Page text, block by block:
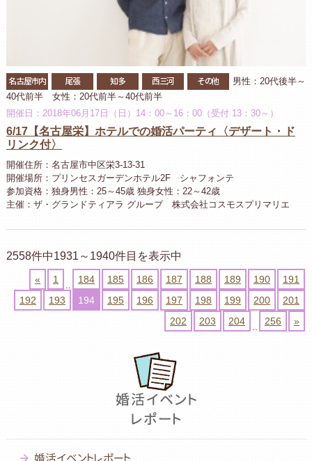
名古屋市内 尾張 知多 西三河 その他
男性：20代後半～
40代前半 女性：20代前半～40代前半
開催日：2018年06月17日（日）14：00～16：00（受付 13：30～）
6/17【名古屋栄】ホテルでの婚活パーティ〈デザート・ド
リンク付〉
開催住所：名古屋市中区栄3-13-31
開催場所：プリンセスガーデンホテル2F シャフォンテ
参加資格：独身男性：25～45歳 独身女性：22～42歳
主催：ザ・グランドティアラ グループ 株式会社コスモスプリマリエ
2558件中1931～1940件目を表示中
« 1 184 185 186 187 188 189 190
191
192
193 194 195 196 197 198 199 200
201
202
203 204 256 »